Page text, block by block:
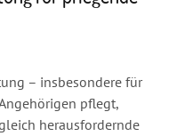
– insbesondere für
pflegt,
herausfordernde